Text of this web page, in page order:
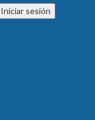
Iniciar sesión